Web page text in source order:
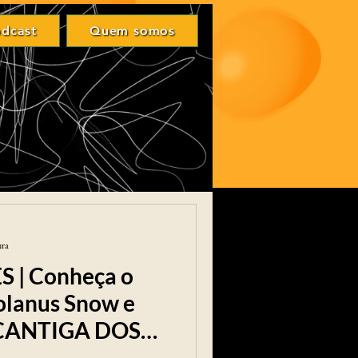
Quem somos
Login
| Conheça o
Snow e
DOS
Quem somos